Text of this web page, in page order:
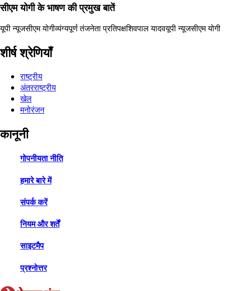
सीएम योगी के भाषण की प्रमुख बातें
यूपी न्यूजसीएम योगीव्यंग्यपूर्ण तंजनेता प्रतिपक्षशिवपाल यादवयूपी न्यूजसीएम योगी
शीर्ष श्रेणियाँ
राष्ट्रीय
अंतरराष्ट्रीय
खेल
मनोरंजन
कानूनी
गोपनीयता नीति
हमारे बारे में
संपर्क करें
नियम और शर्तें
साइटमैप
प्रश्नोत्तर